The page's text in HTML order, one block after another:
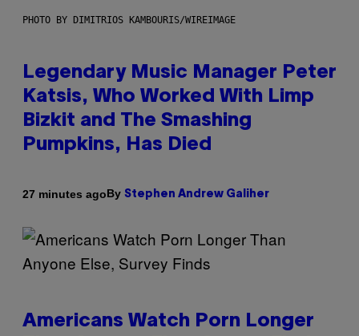
PHOTO BY DIMITRIOS KAMBOURIS/WIREIMAGE
Legendary Music Manager Peter
Katsis, Who Worked With Limp
Bizkit and The Smashing
Pumpkins, Has Died
27 minutes agoBy Stephen Andrew Galiher
Americans Watch Porn Longer